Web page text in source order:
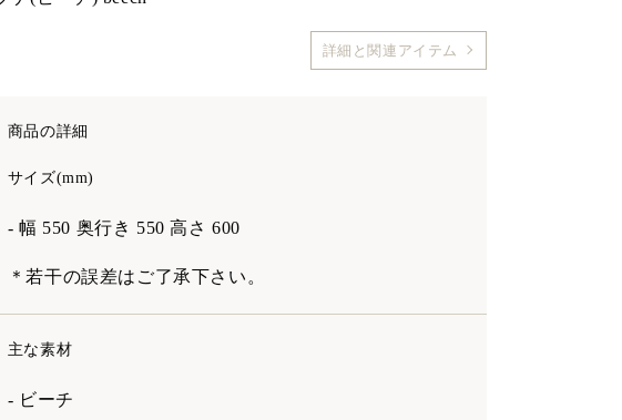
詳細と関連アイテム
商品の詳細
サイズ(mm)
- 幅 550 奥行き 550 高さ 600
＊若干の誤差はご了承下さい。
主な素材
- ビーチ